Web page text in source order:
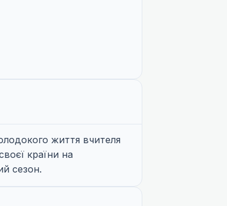
життя вчителя
країни на
сезон.